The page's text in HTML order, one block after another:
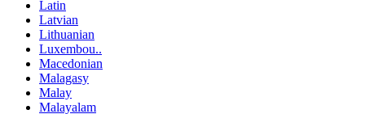
Latin
Latvian
Lithuanian
Luxembou..
Macedonian
Malagasy
Malay
Malayalam